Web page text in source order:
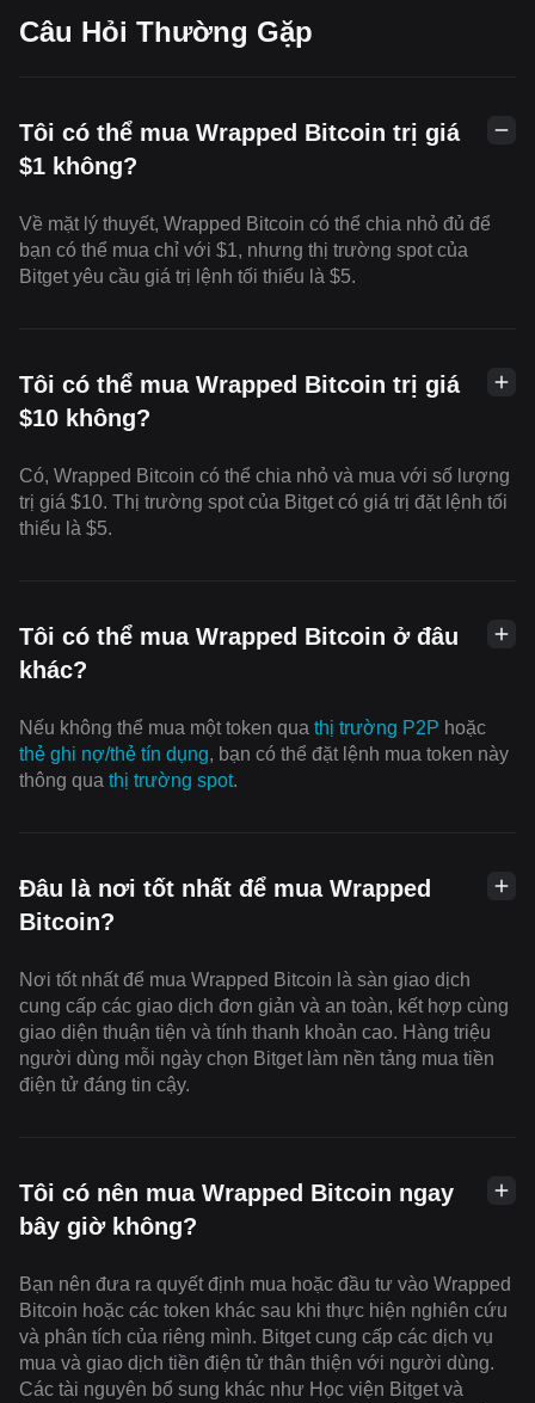
Câu Hỏi Thường Gặp
Tôi có thể mua Wrapped Bitcoin trị giá
$1 không?
Về mặt lý thuyết, Wrapped Bitcoin có thể chia nhỏ đủ để
bạn có thể mua chỉ với $1, nhưng thị trường spot của
Bitget yêu cầu giá trị lệnh tối thiểu là $5.
Tôi có thể mua Wrapped Bitcoin trị giá
$10 không?
Có, Wrapped Bitcoin có thể chia nhỏ và mua với số lượng
trị giá $10. Thị trường spot của Bitget có giá trị đặt lệnh tối
thiểu là $5.
Tôi có thể mua Wrapped Bitcoin ở đâu
khác?
Nếu không thể mua một token qua thị trường P2P hoặc
thẻ ghi nợ/thẻ tín dụng, bạn có thể đặt lệnh mua token này
thông qua thị trường spot.
Đâu là nơi tốt nhất để mua Wrapped
Bitcoin?
Nơi tốt nhất để mua Wrapped Bitcoin là sàn giao dịch
cung cấp các giao dịch đơn giản và an toàn, kết hợp cùng
giao diện thuận tiện và tính thanh khoản cao. Hàng triệu
người dùng mỗi ngày chọn Bitget làm nền tảng mua tiền
điện tử đáng tin cậy.
Tôi có nên mua Wrapped Bitcoin ngay
bây giờ không?
Bạn nên đưa ra quyết định mua hoặc đầu tư vào Wrapped
Bitcoin hoặc các token khác sau khi thực hiện nghiên cứu
và phân tích của riêng mình. Bitget cung cấp các dịch vụ
mua và giao dịch tiền điện tử thân thiện với người dùng.
Các tài nguyên bổ sung khác như Học viện Bitget và